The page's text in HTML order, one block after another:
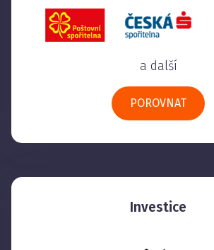
a další
POROVNAT
Investice